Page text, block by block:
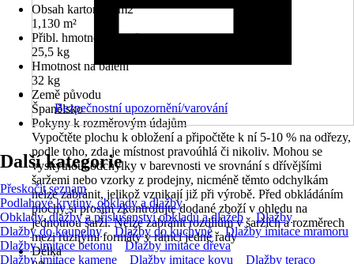
Obsah kartonu v m2
1,130 m²
Přibl. hmotnost na m²
25,5 kg
Hmotnost na balení
32 kg
Země původu
Španělsko
Pokyny k rozměrovým údajům
Vypočtěte plochu k obložení a připočtěte k ní 5-10 % na odřezy,
podle toho, zda je místnost pravoúhlá či nikoliv. Mohou se
vyskytnout odchylky v barevnosti ve srovnání s dřívějšími
šaržemi nebo vzorky z prodejny, nicméně těmto odchylkám
nelze zabránit, jelikož vznikají již při výrobě. Před obkládáním
plochy si prosím zkontrolujte dodané zboží v ohledu na
jednotnou šarži. Nelze zabránit rozdílům v šaržích a rozměrech
mezi různými formáty v rámci jedné řady
Délka
Bezpečnostní upozornění/varování
Další kategorie
Přeskočit seznam
Podlahové krytiny, obklady a dlažby
Obklady, dlažby a příslušenství obkladů a dlažeb
Dlažby
Dlažby do koupelny
Dlažby do kuchyně
Dlažby imitace mramoru
Dlažby imitace betonu
Dlažby imitace dřeva
Dlažby imitace kamene
Dlažby imitace kovu
Dlažby teraco